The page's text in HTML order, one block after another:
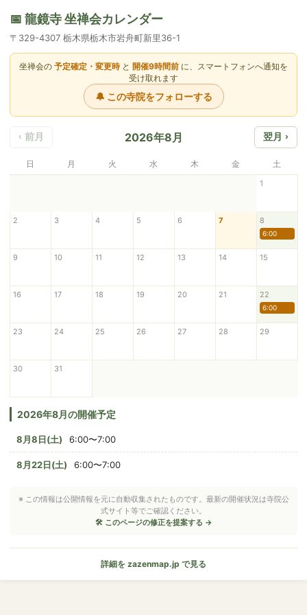
📅 龍鏡寺 坐禅会カレンダー
〒329-4307 栃木県栃木市岩舟町新里36-1
坐禅会の 予定確定・変更時と 開催9時間前 に、スマートフォンへ通知を
受け取れます
🔔 この寺院をフォローする
‹ 前月 2026年8月 翌月 ›
日 月 火 水 木 金 土
1
2 3 4 5 6 7 8
6:00
9 10 11 12 13 14 15
16 17 18 19 20 21 22
6:00
23 24 25 26 27 28 29
30 31
2026年8月の開催予定
8月8日(土) 6:00〜7:00
8月22日(土) 6:00〜7:00
※ この情報は公開情報を元に自動収集されたものです。最新の開催状況は寺院公
式サイト等でご確認ください。
🛠 このページの修正を提案する →
詳細を zazenmap.jp で見る